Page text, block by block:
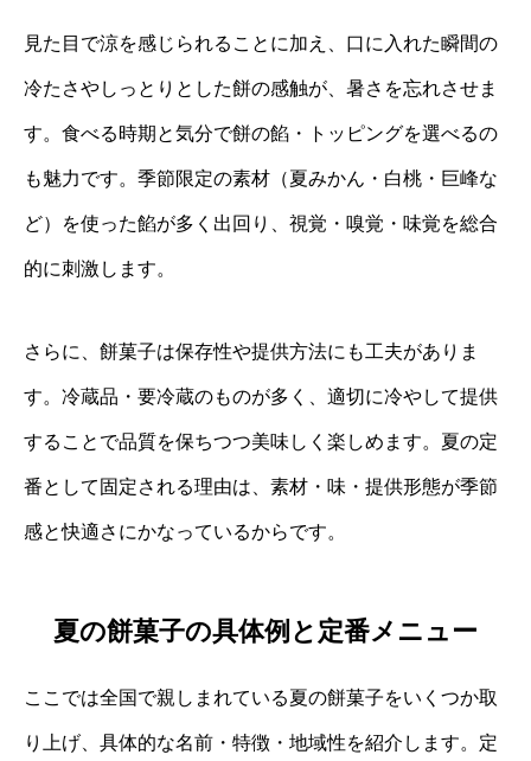
見た目で涼を感じられることに加え、口に入れた瞬間の
冷たさやしっとりとした餅の感触が、暑さを忘れさせま
す。食べる時期と気分で餅の餡・トッピングを選べるの
も魅力です。季節限定の素材（夏みかん・白桃・巨峰な
ど）を使った餡が多く出回り、視覚・嗅覚・味覚を総合
的に刺激します。
さらに、餅菓子は保存性や提供方法にも工夫がありま
す。冷蔵品・要冷蔵のものが多く、適切に冷やして提供
することで品質を保ちつつ美味しく楽しめます。夏の定
番として固定される理由は、素材・味・提供形態が季節
感と快適さにかなっているからです。
夏の餅菓子の具体例と定番メニュー
ここでは全国で親しまれている夏の餅菓子をいくつか取
り上げ、具体的な名前・特徴・地域性を紹介します。定